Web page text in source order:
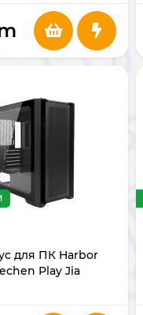
для ПК Harbor
Play Jia